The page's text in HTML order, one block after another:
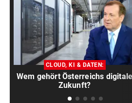
OFT WENIGER GESCHÄFT vor 20
Wirte mit Hitze-Einbußen:
liegen am See“
NEUER TAXIVERMITTLER vor
Was den Uber-Rivalen jetzt
nach Linz bringt
CLOUD, KI & DATEN:
Wem gehört Österreichs digitale
Zukunft?